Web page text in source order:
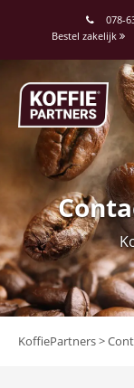
078-
Bestel zakelijk
KoffiePartners>